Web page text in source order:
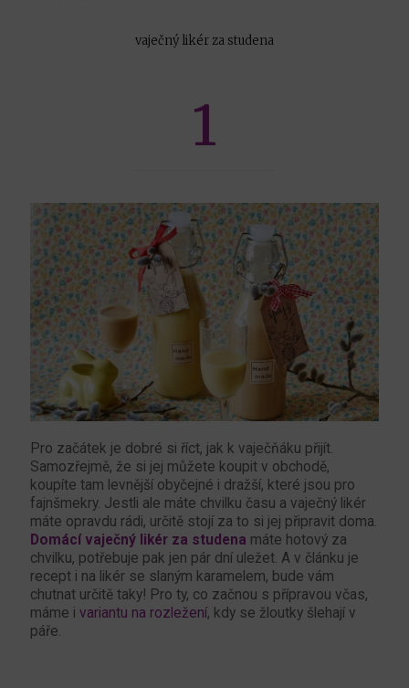
vaječný likér za studena
1
Pro začátek je dobré si říct, jak k vaječňáku přijít.
Samozřejmě, že si jej můžete koupit v obchodě,
koupíte tam levnější obyčejné i dražší, které jsou pro
fajnšmekry. Jestli ale máte chvilku času a vaječný likér
máte opravdu rádi, určitě stojí za to si jej připravit doma.
Domácí vaječný likér za studena máte hotový za
chvilku, potřebuje pak jen pár dní uležet. A v článku je
recept i na likér se slaným karamelem, bude vám
chutnat určitě taky! Pro ty, co začnou s přípravou včas,
máme i variantu na rozležení, kdy se žloutky šlehají v
páře.